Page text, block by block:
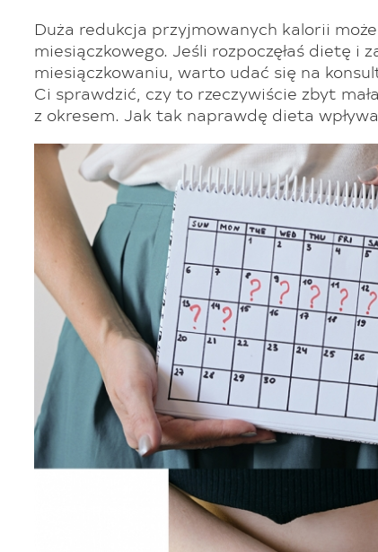
Duża redukcja przyjmowanych kalorii
miesiączkowego. Jeśli rozpoczęłaś dietę i
miesiączkowaniu, warto udać się na
Ci sprawdzić, czy to rzeczywiście zbyt
z okresem. Jak tak naprawdę dieta